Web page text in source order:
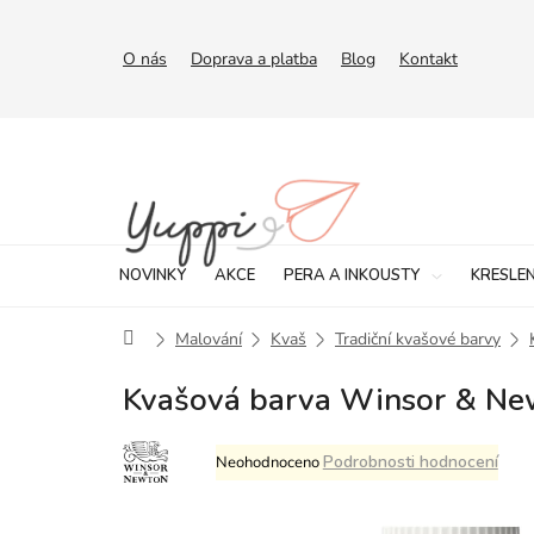
O nás Doprava a platba Blog Kontakt
NOVINKY AKCE PERA A INKOUSTY
DomůMalování Kvaš Tradiční kvašové barvy
Kvašová barva Winsor &
Průměrné
hodnocení
NeohodnocenoPodrobnosti hodnocení